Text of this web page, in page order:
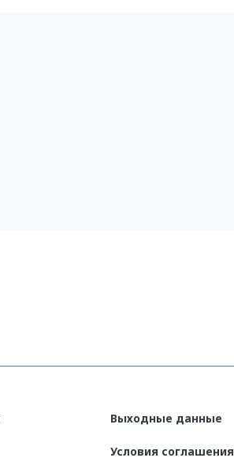
Выходные данные
Условия соглашения